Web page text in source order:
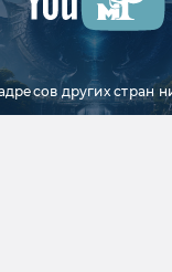
других стран